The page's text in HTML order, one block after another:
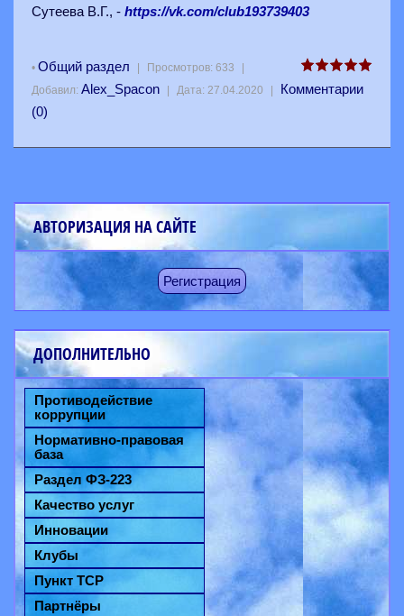
Сутеева В.Г., - https://vk.com/club193739403
• Общий раздел | Просмотров: 633
|
Добавил: Alex_Spacon | Дата: 27.04.2020 |
Комментарии
(0)
АВТОРИЗАЦИЯ НА САЙТЕ
Регистрация
ДОПОЛНИТЕЛЬНО
Противодействие
коррупции
Нормативно-правовая
база
Раздел ФЗ-223
Качество услуг
Инновации
Клубы
Пункт ТСР
Партнёры